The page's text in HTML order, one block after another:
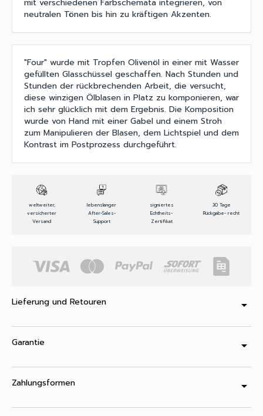
neutralen Tönen bis hin zu kräftigen Akzenten.
"Four" wurde mit Tropfen Olivenöl in einer mit Wasser
gefüllten Glasschüssel geschaffen. Nach Stunden und
Stunden der rückbrechenden Arbeit, die versucht,
diese winzigen Ölblasen in Platz zu komponieren, war
ich sehr glücklich mit dem Ergebnis. Die Komposition
wurde von Hand mit einer Gabel und einem Stroh
zum Manipulieren der Blasen, dem Lichtspiel und dem
Kontrast im Postprozess durchgeführt.
weltweiter,
versicherter
Versand
lebenslanger
After-Sales-
Support
signiertes
Echtheits-
Zertifikat
30 Tage
Rückgabe- recht
Lieferung und Retouren arrow_drop_down
Garantie arrow_drop_down
Zahlungsformen arrow_drop_down